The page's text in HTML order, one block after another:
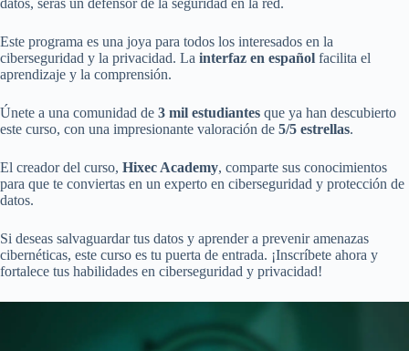
datos, serás un defensor de la seguridad en la red.
Este programa es una joya para todos los interesados en la
ciberseguridad y la privacidad. La interfaz en español facilita el
aprendizaje y la comprensión.
Únete a una comunidad de 3 mil estudiantes que ya han descubierto
este curso, con una impresionante valoración de 5/5 estrellas.
El creador del curso, Hixec Academy, comparte sus conocimientos
para que te conviertas en un experto en ciberseguridad y protección de
datos.
Si deseas salvaguardar tus datos y aprender a prevenir amenazas
cibernéticas, este curso es tu puerta de entrada. ¡Inscríbete ahora y
fortalece tus habilidades en ciberseguridad y privacidad!